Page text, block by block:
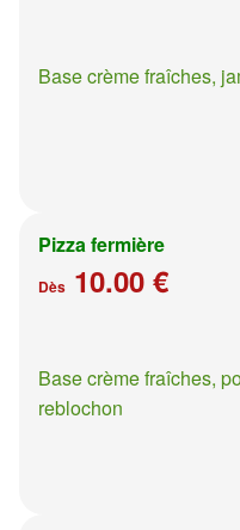
Base crème fraîches,
Pizza fermière
Dès 10.00 €
Base crème fraîches,
reblochon